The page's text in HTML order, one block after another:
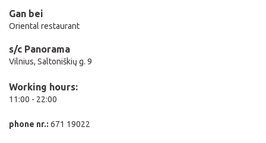
Gan bei
Oriental restaurant
s/c Panorama
Vilnius, Saltoniškių g. 9
Working hours:
11:00 - 22:00
phone nr.: 671 19022